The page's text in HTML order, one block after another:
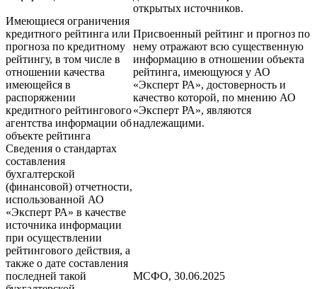
открытых источников.
Имеющиеся ограничения
кредитного рейтинга или
прогноза по кредитному
рейтингу, в том числе в
отношении качества
имеющейся в
распоряжении
кредитного рейтингового
агентства информации об
объекте рейтинга
Присвоенный рейтинг и прогноз по
нему отражают всю существенную
информацию в отношении объекта
рейтинга, имеющуюся у АО
«Эксперт РА», достоверность и
качество которой, по мнению АО
«Эксперт РА», являются
надлежащими.
Сведения о стандартах
составления
бухгалтерской
(финансовой) отчетности,
использованной АО
«Эксперт РА» в качестве
источника информации
при осуществлении
рейтингового действия, а
также о дате составления
последней такой
МСФО, 30.06.2025